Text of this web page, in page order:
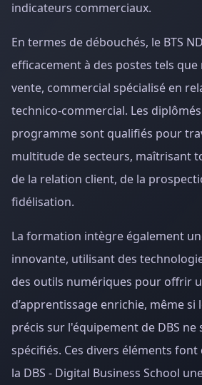
indicateurs commerciaux.
En termes de débouchés, le BTS
efficacement à des postes tels que
vente, commercial spécialisé en
technico-commercial. Les
programme sont qualifiés pour
multitude de secteurs, maîtrisant
de la relation client, de la
fidélisation.
La formation intègre également
innovante, utilisant des
des outils numériques pour offrir
d’apprentissage enrichie, même si
précis sur l'équipement de DBS ne
spécifiés. Ces divers éléments font
la DBS - Digital Business School